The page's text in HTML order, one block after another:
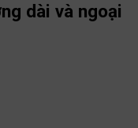
dài và ngoại